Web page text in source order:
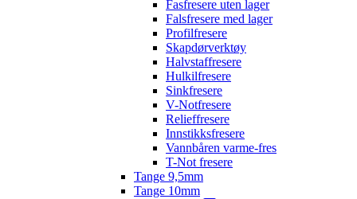
Fasfresere uten lager
Falsfresere med lager
Profilfresere
Skapdørverktøy
Halvstaffresere
Hulkilfresere
Sinkfresere
V-Notfresere
Relieffresere
Innstikksfresere
Vannbåren varme-fres
T-Not fresere
Tange 9,5mm
Tange 10mm